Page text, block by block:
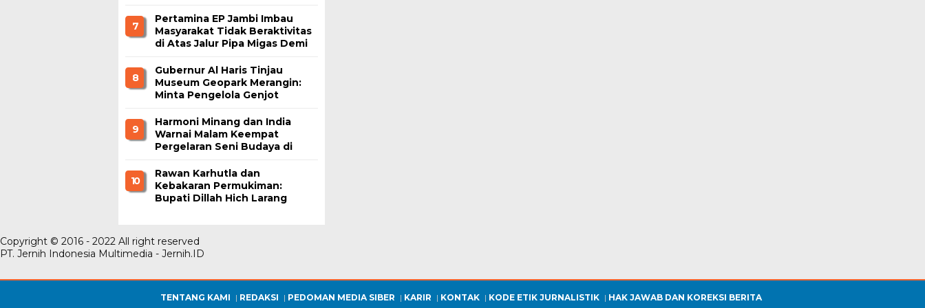
7
Pertamina EP Jambi Imbau
Masyarakat Tidak Beraktivitas
di Atas Jalur Pipa Migas Demi
8
Gubernur Al Haris Tinjau
Museum Geopark Merangin:
Minta Pengelola Genjot
9
Harmoni Minang dan India
Warnai Malam Keempat
Pergelaran Seni Budaya di
1 0
Rawan Karhutla dan
Kebakaran Permukiman:
Bupati Dillah Hich Larang
Copyright © 2016 - 2022 All right reserved
PT. Jernih Indonesia Multimedia - Jernih.ID
TENTANG KAMI REDAKSI PEDOMAN MEDIA SIBER KARIR KONTAK KODE ETIK JURNALISTIK HAK JAWAB DAN KOREKSI BERITA